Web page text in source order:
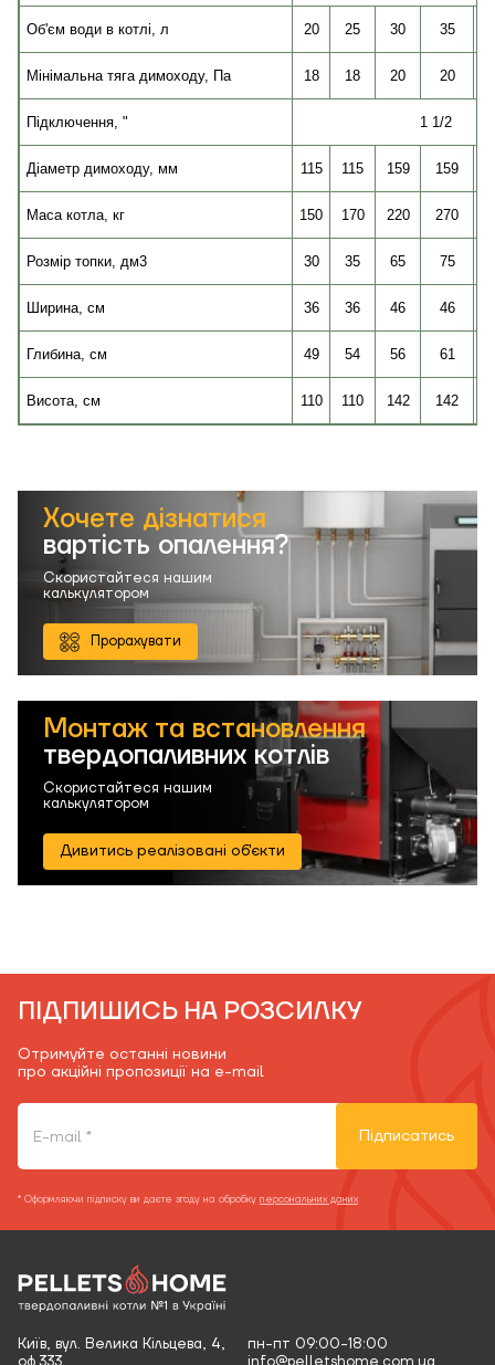
Об'єм води в котлі, л 20 25 30 35
Мінімальна тяга димоходу, Па 18 18 20 20
Підключення, " 1 1/2
Діаметр димоходу, мм 115 115 159 159
Маса котла, кг 150 170 220 270
Розмір топки, дм3 30 35 65 75
Ширина, см 36 36 46 46
Глибина, см 49 54 56 61
Висота, см 110 110 142 142
Хочете дізнатися
вартість опалення?
Скористайтеся нашим
калькулятором
Прорахувати
Монтаж та встановлення
твердопаливних котлів
Скористайтеся нашим
калькулятором
Дивитись реалізовані об'єкти
ПІДПИШИСЬ НА РОЗСИЛКУ
Отримуйте останні новини
про акційні пропозиції на e-mail
Підписатись
* Оформляючи підписку ви даєте згоду на обробку персональних даних
Київ, вул. Велика Кільцева, 4,
пн-пт 09:00-18:00